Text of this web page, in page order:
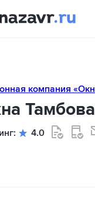
Тамбова
4.0